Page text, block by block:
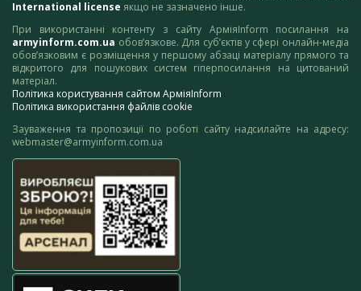
International license якщо не зазначено інше.
При використанні контенту з сайту АрміяInform посилання на
armyinform.com.ua обов’язкове. Для суб’єктів у сфері онлайн-медіа
обов’язковим є розміщення у першому абзаці матеріалу прямого та
відкритого для пошукових систем гіперпосилання на цитований
матеріал.
Політика користування сайтом АрміяInform
Політика використання файлів cookie
Зауваження та пропозиції по роботі сайту надсилайте на адресу:
webmaster@armyinform.com.ua